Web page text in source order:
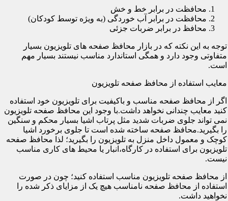
محافظت در برابر خط و خش
محافظت در برابر آب خوردگی (به ویژه توسط کودکان)
محافظ در برابر ضربات جزئی
توجه به این نکته که در بازار محافظ صفحه های تلویزیون بسیار
متفاوتی وجود دارد و همگی استاندارد مناسب نیستند بسیار مهم
است.
معایب استفاده از محافظ صفحه تلویزیون
اگر از محافظ صفحه مناسب و باکیفیت برای تلویزیون خود استفاده
کنید معایب چندانی نخواهد داشت.با وجود این محافظ صفحه تلویزیون
نمی تواند جلوی ضربات شدید مثل پرتاب اشیا بسیار محکم و سنگین
را بگیرید.محافظ صفحه ساخته شده است تا جلوی برخورد اشیا
کوچک و معمول داخل منزل به تلویزیون را بگیرید؛ لذا محافظ صفحه
تلویزیون برای استفاده در کارگاه،انبار یا محیط های کاری مناسب
نیست.
از محافظ صفحه تلویزیون مناسب استفاده کنید؛ چون در صورت
استفاده از محافظ صفحه نامناسب هیچ یک از مزایای ذکر شده را
نخواهید داشت.